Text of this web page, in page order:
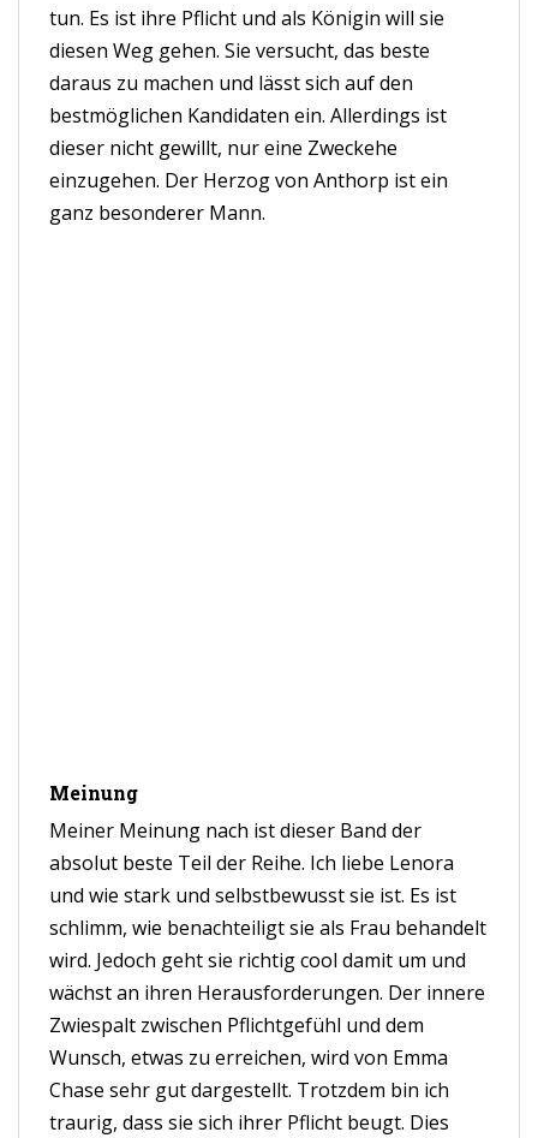
tun. Es ist ihre Pflicht und als Königin will sie
diesen Weg gehen. Sie versucht, das beste
daraus zu machen und lässt sich auf den
bestmöglichen Kandidaten ein. Allerdings ist
dieser nicht gewillt, nur eine Zweckehe
einzugehen. Der Herzog von Anthorp ist ein
ganz besonderer Mann.
Meinung
Meiner Meinung nach ist dieser Band der
absolut beste Teil der Reihe. Ich liebe Lenora
und wie stark und selbstbewusst sie ist. Es ist
schlimm, wie benachteiligt sie als Frau behandelt
wird. Jedoch geht sie richtig cool damit um und
wächst an ihren Herausforderungen. Der innere
Zwiespalt zwischen Pflichtgefühl und dem
Wunsch, etwas zu erreichen, wird von Emma
Chase sehr gut dargestellt. Trotzdem bin ich
traurig, dass sie sich ihrer Pflicht beugt. Dies